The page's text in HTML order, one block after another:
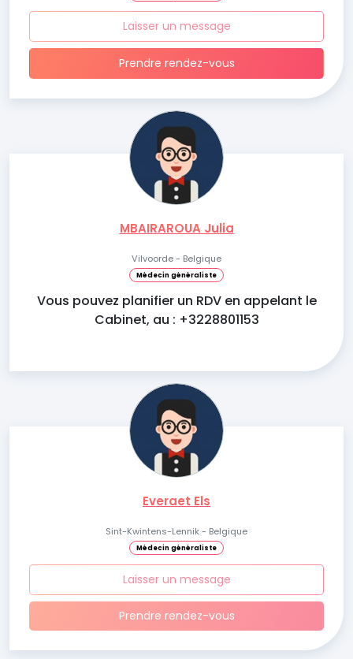
Laisser un message
Prendre rendez-vous
MBAIRAROUA Julia
Vilvoorde - Belgique
Médecin généraliste
Vous pouvez planifier un RDV en appelant le
Cabinet, au : +3228801153
Everaet Els
Sint-Kwintens-Lennik - Belgique
Médecin généraliste
Laisser un message
Prendre rendez-vous